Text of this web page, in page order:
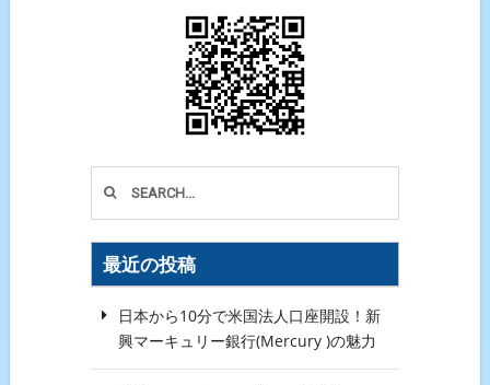
最近の投稿
日本から10分で米国法人口座開設！新
興マーキュリー銀行(Mercury )の魅力